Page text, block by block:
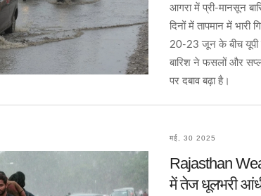
आगरा में प्री-मानसून
दिनों में तापमान में भारी
20-23 जून के बीच यूपी
बारिश ने फसलों और
पर दबाव बढ़ा है।
मई, 30 2025
Rajasthan
में तेज धूलभरी